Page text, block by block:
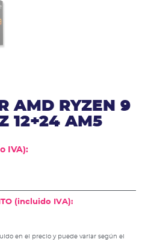
AMD RYZEN 9
12+24 AM5
IVA):
(incluido IVA):
en el precio y puede variar según el